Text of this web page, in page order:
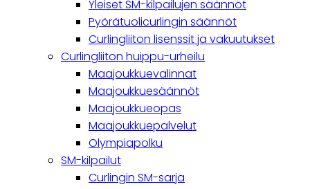
Yleiset SM-kilpailujen säännöt
Pyörätuolicurlingin säännöt
Curlingliiton lisenssit ja vakuutukset
Curlingliiton huippu-urheilu
Maajoukkuevalinnat
Maajoukkuesäännöt
Maajoukkueopas
Maajoukkuepalvelut
Olympiapolku
SM-kilpailut
Curlingin SM-sarja